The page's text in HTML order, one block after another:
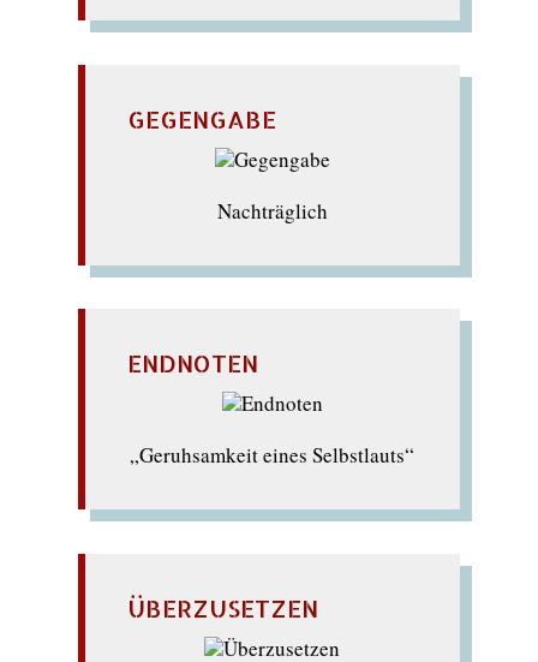
GEGENGABE
Nachträglich
ENDNOTEN
„Geruhsamkeit eines Selbstlauts“
ÜBERZUSETZEN